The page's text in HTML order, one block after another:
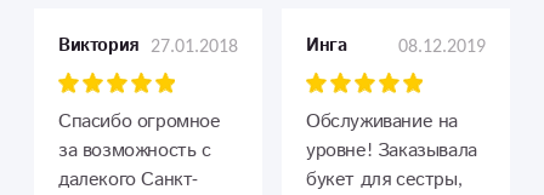
Виктория 27.01.2018
Спасибо огромное
за возможность с
далекого Санкт-
Инга 08.12.2019
Обслуживание на
уровне! Заказывала
букет для сестры,